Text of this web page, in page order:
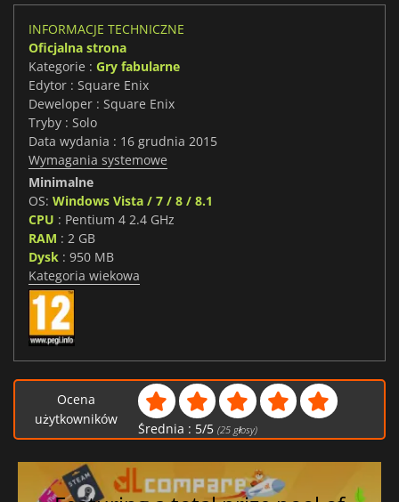
INFORMACJE TECHNICZNE
Oficjalna strona
Kategorie : Gry fabularne
Edytor : Square Enix
Deweloper : Square Enix
Tryby : Solo
Data wydania : 16 grudnia 2015
Wymagania systemowe
Minimalne
OS: Windows Vista / 7 / 8 / 8.1
CPU : Pentium 4 2.4 GHz
RAM : 2 GB
Dysk : 950 MB
Kategoria wiekowa
Ocena
użytkowników
Średnia : 5/5 (25głosy)